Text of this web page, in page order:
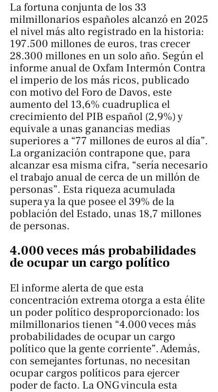
La fortuna conjunta de los 33
milmillonarios españoles alcanzó en 2025
el nivel más alto registrado en la historia:
197.500 millones de euros, tras crecer
28.300 millones en un solo año. Según el
informe anual de Oxfam Intermón Contra
el imperio de los más ricos, publicado
con motivo del Foro de Davos, este
aumento del 13,6% cuadruplica el
crecimiento del PIB español (2,9%) y
equivale a unas ganancias medias
superiores a “77 millones de euros al día”.
La organización contrapone que, para
alcanzar esa misma cifra, “sería necesario
el trabajo anual de cerca de un millón de
personas”. Esta riqueza acumulada
supera ya la que posee el 39% de la
población del Estado, unas 18,7 millones
de personas.
4.000 veces más probabilidades
de ocupar un cargo político
El informe alerta de que esta
concentración extrema otorga a esta élite
un poder político desproporcionado: los
milmillonarios tienen “4.000 veces más
probabilidades de ocupar un cargo
político que la gente corriente”. Además,
con semejantes fortunas, no necesitan
ocupar cargos políticos para ejercer
poder de facto. La ONG vincula esta